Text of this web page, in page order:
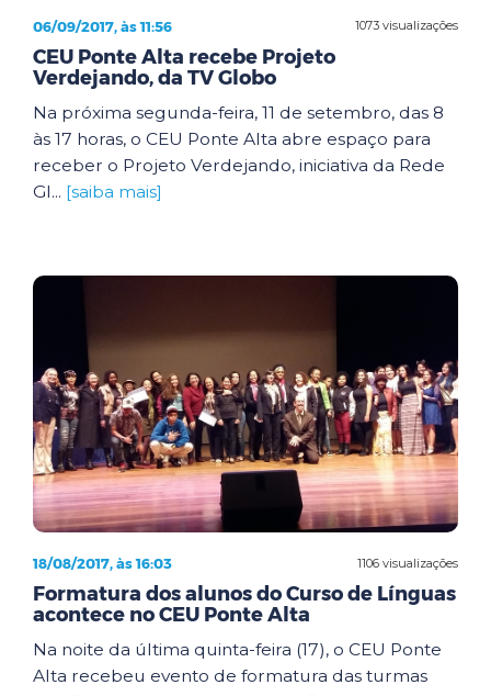
1073 visualizações
06/09/2017, às 11:56
CEU Ponte Alta recebe Projeto
Verdejando, da TV Globo
Na próxima segunda-feira, 11 de setembro, das 8
às 17 horas, o CEU Ponte Alta abre espaço para
receber o Projeto Verdejando, iniciativa da Rede
Gl... [saiba mais]
1106 visualizações
18/08/2017, às 16:03
Formatura dos alunos do Curso de Línguas
acontece no CEU Ponte Alta
Na noite da última quinta-feira (17), o CEU Ponte
Alta recebeu evento de formatura das turmas